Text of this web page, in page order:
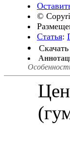
©
Статья:
Скачать